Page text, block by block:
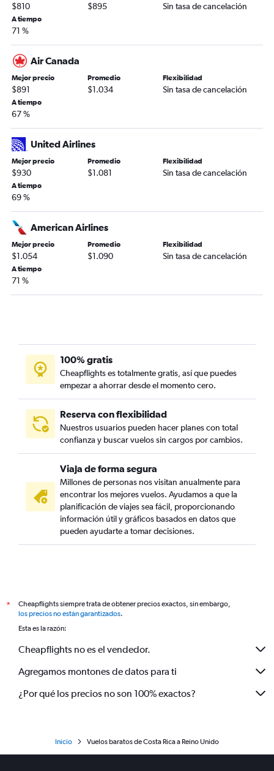
$810 $895 Sin tasa de cancelación
A tiempo
71 %
Air Canada
Mejor precio
$891
Promedio
$1.034
Flexibilidad
Sin tasa de cancelación
A tiempo
67 %
United Airlines
Mejor precio
$930
Promedio
$1.081
Flexibilidad
Sin tasa de cancelación
A tiempo
69 %
American Airlines
Mejor precio
$1.054
Promedio
$1.090
Flexibilidad
Sin tasa de cancelación
A tiempo
71 %
100% gratis
Cheapflights es totalmente gratis, así que puedes
empezar a ahorrar desde el momento cero.
Reserva con flexibilidad
Nuestros usuarios pueden hacer planes con total
confianza y buscar vuelos sin cargos por cambios.
Viaja de forma segura
Millones de personas nos visitan anualmente para
encontrar los mejores vuelos. Ayudamos a que la
planificación de viajes sea fácil, proporcionando
información útil y gráficos basados en datos que
pueden ayudarte a tomar decisiones.
*
Cheapflights siempre trata de obtener precios exactos, sin embargo,
los precios no están garantizados.
Esta es la razón:
Cheapflights no es el vendedor.
Agregamos montones de datos para ti
¿Por qué los precios no son 100% exactos?
Inicio Vuelos baratos de Costa Rica a Reino Unido